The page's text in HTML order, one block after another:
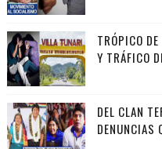
TRÓPICO
Y TRÁFICO
DEL CLAN
DENUNCIAS